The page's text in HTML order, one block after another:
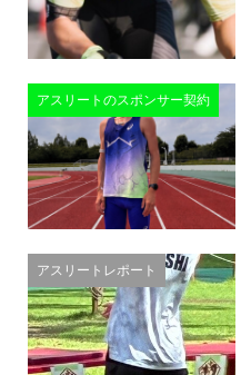
アスリートのスポンサー契約
アスリートレポート